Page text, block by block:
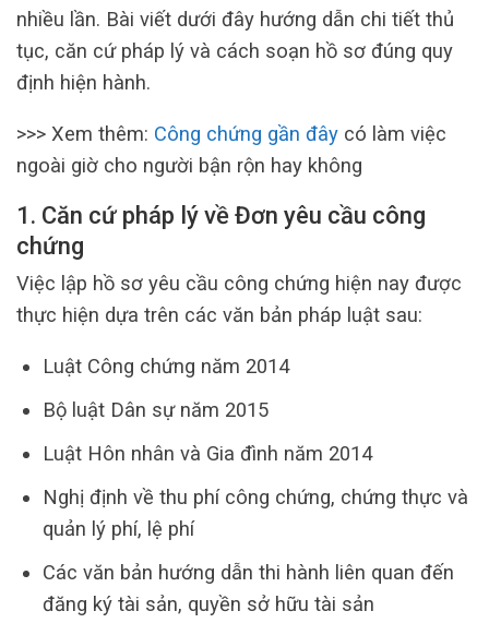
nhiều lần. Bài viết dưới đây hướng dẫn chi tiết thủ
tục, căn cứ pháp lý và cách soạn hồ sơ đúng quy
định hiện hành.
>>> Xem thêm: Công chứng gần đây có làm việc
ngoài giờ cho người bận rộn hay không
1. Căn cứ pháp lý về Đơn yêu cầu công
chứng
Việc lập hồ sơ yêu cầu công chứng hiện nay được
thực hiện dựa trên các văn bản pháp luật sau:
Luật Công chứng năm 2014
Bộ luật Dân sự năm 2015
Luật Hôn nhân và Gia đình năm 2014
Nghị định về thu phí công chứng, chứng thực và
quản lý phí, lệ phí
Các văn bản hướng dẫn thi hành liên quan đến
đăng ký tài sản, quyền sở hữu tài sản